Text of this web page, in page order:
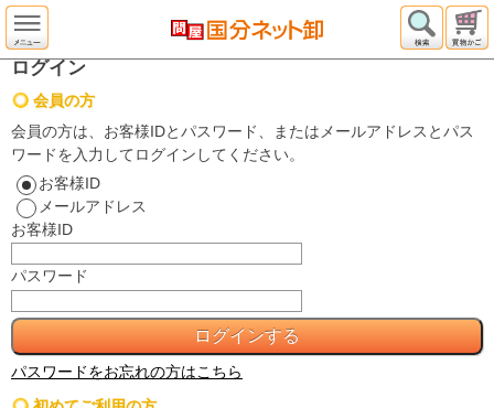
ログイン
会員の方
会員の方は、お客様IDとパスワード、またはメールアドレスとパス
ワードを入力してログインしてください。
お客様ID
メールアドレス
お客様ID
パスワード
パスワードをお忘れの方はこちら